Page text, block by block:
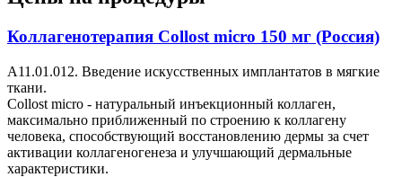
Коллагенотерапия Collost micro 150 мг (Россия)
А11.01.012. Введение искусственных имплантатов в мягкие
ткани.
Collost micro - натуральный инъекционный коллаген,
максимально приближенный по строению к коллагену
человека, способствующий восстановлению дермы за счет
активации коллагеногенеза и улучшающий дермальные
характеристики.